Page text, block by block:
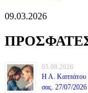
09.03.2026
05.08.2026
Η Α. Καππάτου
σας. 27/07/2026